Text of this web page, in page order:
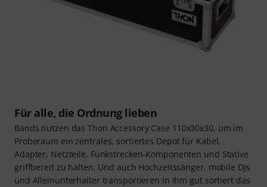
Für alle, die Ordnung lieben
Bands nutzen das Thon Accessory Case 110x30x30, um im
Proberaum ein zentrales, sortiertes Depot für Kabel,
Adapter, Netzteile, Funkstrecken-Komponenten und Stative
griffbereit zu halten. Und auch Hochzeitssänger, mobile DJs
und Alleinunterhalter transportieren in ihm gut sortiert das